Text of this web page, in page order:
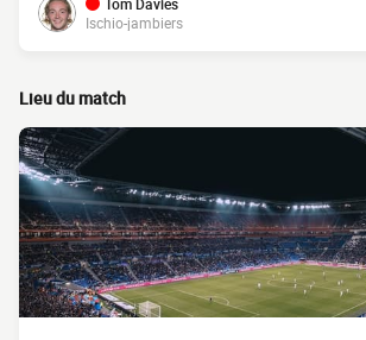
Ischio-jambiers
Lieu du match